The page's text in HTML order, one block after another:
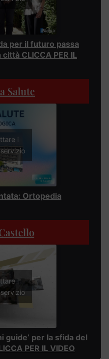
per il futuro passa
CLICCA PER IL
Salute
i
Ortopedia
i
guide’ per la sfida del
PER IL VIDEO